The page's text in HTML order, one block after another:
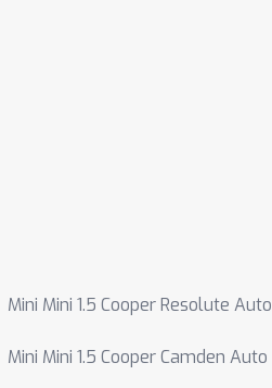
Mini Mini 1.5 Cooper Resolute Auto
Mini Mini 1.5 Cooper Camden Auto